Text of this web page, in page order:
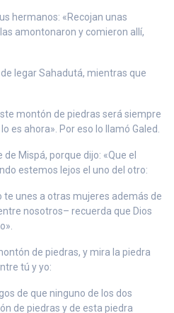
hermanos: «Recojan unas
amontonaron y comieron allí,
Iegar Sahadutá, mientras que
montón de piedras será siempre
es ahora». Por eso lo llamó Galed.
Mispá, porque dijo: «Que el
estemos lejos el uno del otro:
te unes a otras mujeres además de
nosotros– recuerda que Dios
de piedras, y mira la piedra
tú y yo:
de que ninguno de los dos
de piedras y de esta piedra